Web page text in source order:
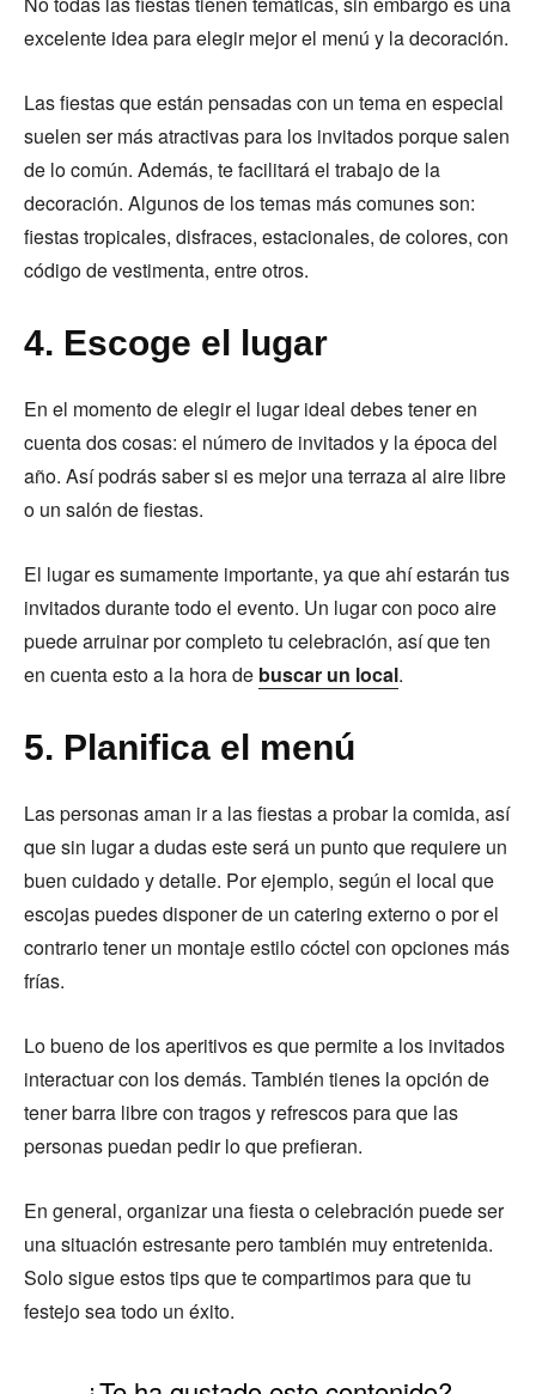
excelente idea para elegir mejor el menú y la decoración.
Las fiestas que están pensadas con un tema en especial
suelen ser más atractivas para los invitados porque salen
de lo común. Además, te facilitará el trabajo de la
decoración. Algunos de los temas más comunes son:
fiestas tropicales, disfraces, estacionales, de colores, con
código de vestimenta, entre otros.
4. Escoge el lugar
En el momento de elegir el lugar ideal debes tener en
cuenta dos cosas: el número de invitados y la época del
año. Así podrás saber si es mejor una terraza al aire libre
o un salón de fiestas.
El lugar es sumamente importante, ya que ahí estarán tus
invitados durante todo el evento. Un lugar con poco aire
puede arruinar por completo tu celebración, así que ten
en cuenta esto a la hora de buscar un local.
5. Planifica el menú
Las personas aman ir a las fiestas a probar la comida, así
que sin lugar a dudas este será un punto que requiere un
buen cuidado y detalle. Por ejemplo, según el local que
escojas puedes disponer de un catering externo o por el
contrario tener un montaje estilo cóctel con opciones más
frías.
Lo bueno de los aperitivos es que permite a los invitados
interactuar con los demás. También tienes la opción de
tener barra libre con tragos y refrescos para que las
personas puedan pedir lo que prefieran.
En general, organizar una fiesta o celebración puede ser
una situación estresante pero también muy entretenida.
Solo sigue estos tips que te compartimos para que tu
festejo sea todo un éxito.